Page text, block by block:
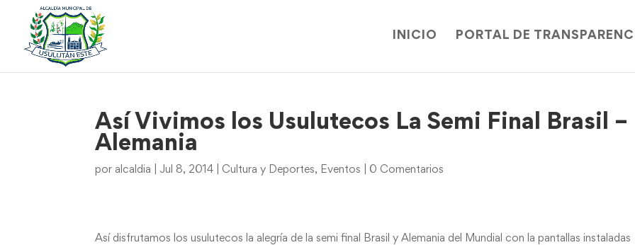
INICIO PORTAL DE
Así Vivimos los Usulutecos La Semi Final Brasil –
Alemania
por alcaldia Jul 8, 2014 Cultura y Deportes, Eventos 0 Comentarios
Así disfrutamos los usulutecos la alegría de la semi final Brasil y Alemania del Mundial con la pantallas instaladas